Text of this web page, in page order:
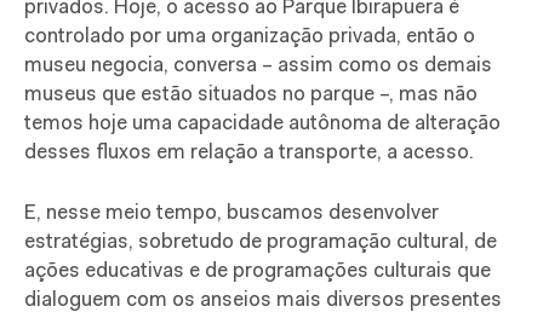
privados. Hoje, o acesso ao Parque Ibirapuera é
controlado por uma organização privada, então o
museu negocia, conversa – assim como os demais
museus que estão situados no parque –, mas não
temos hoje uma capacidade autônoma de alteração
desses fluxos em relação a transporte, a acesso.
E, nesse meio tempo, buscamos desenvolver
estratégias, sobretudo de programação cultural, de
ações educativas e de programações culturais que
dialoguem com os anseios mais diversos presentes